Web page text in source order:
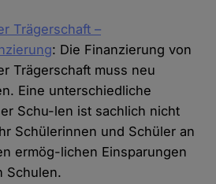
Trägerschaft –
: Die Finanzierung von
Trägerschaft muss neu
Eine unterschiedliche
Schu-len ist sachlich nicht
Schülerinnen und Schüler an
ermög-lichen Einsparungen
Schulen.